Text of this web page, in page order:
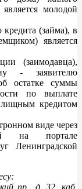
молодой
(займа), в
является
(заимодавца),
- заявителю
остатке суммы
по выплате
кредитом
виде через
на портале
Ленинградской
пр., д. 32, каб.